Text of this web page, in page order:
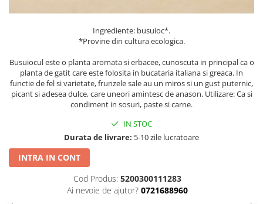
REMEDII NATURISTE
TOATE PRODUSELE
Ingrediente: busuioc*.
*Provine din cultura ecologica.
Busuiocul este o planta aromata si erbacee, cunoscuta in principal ca o
planta de gatit care este folosita in bucataria italiana si greaca. In
functie de fel si varietate, frunzele sale au un miros si un gust puternic,
picant si adesea dulce, care uneori amintesc de anason. Utilizare: Ca si
condiment in sosuri, paste si carne.
IN STOC
Durata de livrare: 5-10 zile lucratoare
INTRA IN CONT
Cod Produs: 5200300111283
Ai nevoie de ajutor? 0721688960